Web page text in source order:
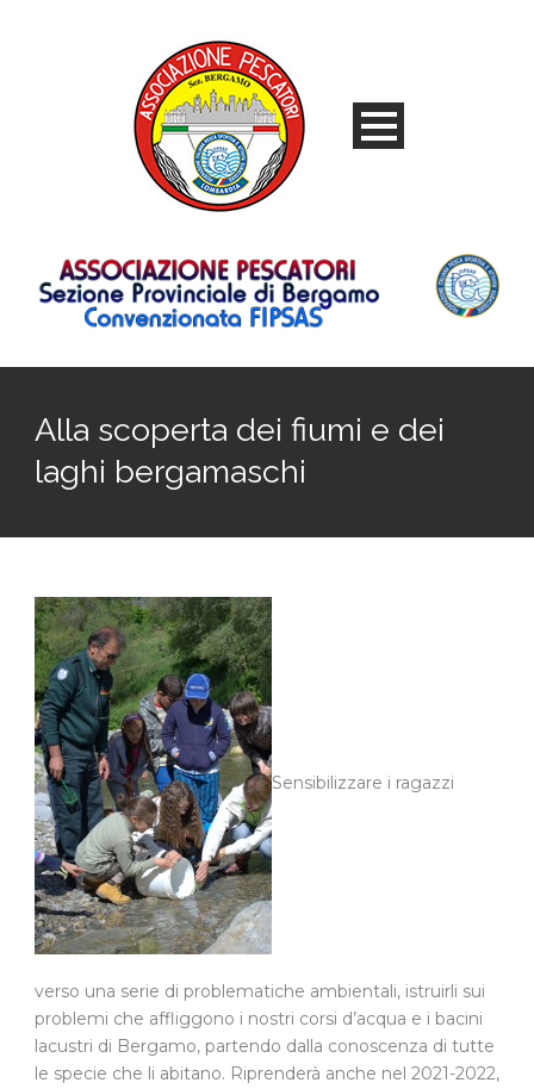
Alla scoperta dei fiumi e dei
laghi bergamaschi
Sensibilizzare i ragazzi
verso una serie di problematiche ambientali, istruirli sui
problemi che affliggono i nostri corsi d’acqua e i bacini
lacustri di Bergamo, partendo dalla conoscenza di tutte
le specie che li abitano. Riprenderà anche nel 2021-2022,